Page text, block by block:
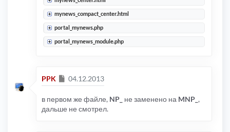
mynews_compact_center.html
portal_mynews.php
portal_mynews_module.php
PPK Сообщение
04.12.2013
в первом же файле, NP_ не заменено на MNP_ ,
дальше не смотрел.